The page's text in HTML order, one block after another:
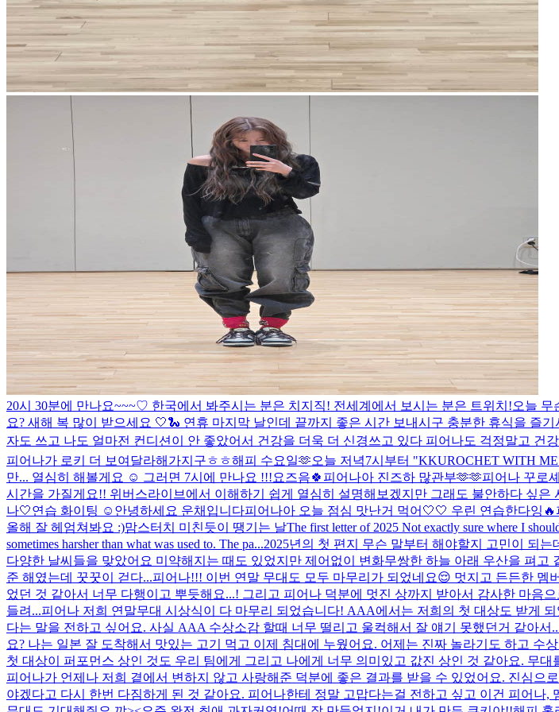
20시 30분에 만나요~~~♡ 한국에서 봐주시는 분은 치지직! 전세계에서 보시는 분은 트위치!오늘 무
요? 새해 복 많이 받으세요 🤍🐍 연휴 마지막 날인데 끝까지 좋은 시간 보내시구 충분한 휴식을 즐
자도 쓰고 나도 얼마전 컨디션이 안 좋았어서 건강을 더욱 더 신경쓰고 있다 피어나도 걱정말고 건
피어나가 로키 더 보여달라해가지구ㅎㅎ해피 수요일🫶오늘 저녁7시부터 "KKUROCHET WITH
만... 열심히 해볼게요 ☺️ 그러면 7시에 만나요 !!!요즈음🍀 피어나아 진즈하 많관부🫶🫶피어나 꾸로
시간을 가질게요!! 위버스라이브에서 이해하기 쉽게 열심히 설명해보겠지만 그래도 불안하다 싶
나🤍연습 화이팅 ☺️ 안녕하세요 운채입니다피어나아 오늘 점심 맛난거 먹어🤍🤍 우린 연습한다잉🔥
올해 잘 헤엄쳐봐요 :)맘스터치 미친듯이 땡기는 날The first letter of 2025 Not exactly sure where I
sometimes harsher than what was used to. The pa...2025년의 첫 편지 무슨 말부터 해야할지 고민이 되
다양한 날씨들을 맞았어요 미약해지는 때도 있었지만 제어없이 변화무쌍한 하늘 아래 우산을 펴
준 해였는데 꿋꿋이 걷다...피어나!!! 이번 연말 무대도 모두 마무리가 되었네요😌 멋지고 든든한
었던 것 같아서 너무 다행이고 뿌듯해요...! 그리고 피어나 덕분에 멋진 상까지 받아서 감사한 마음
들려...피어나 저희 연말무대 시상식이 다 마무리 되었습니다! AAA에서는 저희의 첫 대상도 받게
다는 말을 전하고 싶어요. 사실 AAA 수상소감 할때 너무 떨리고 울컥해서 잘 얘기 못했던거 같아
요? 나는 일본 잘 도착해서 맛있는 고기 먹고 이제 침대에 누웠어요. 어제는 진짜 놀라기도 하고
첫 대상이 퍼포먼스 상인 것도 우리 팀에게 그리고 나에게 너무 의미있고 값진 상인 것 같아요. 무
피어나가 언제나 저희 곁에서 변하지 않고 사랑해준 덕분에 좋은 결과를 받을 수 있었어요. 진심
야겠다고 다시 한번 다짐하게 된 것 같아요. 피어나한테 정말 고맙다는걸 전하고 싶고 이건 피어나,